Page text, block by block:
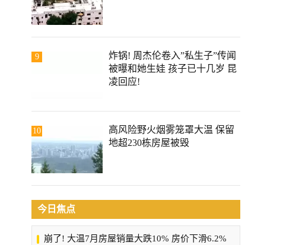
9
炸锅! 周杰伦卷入”私生子”传闻
被曝和她生娃 孩子已十几岁 昆
凌回应!
10
高风险野火烟雾笼罩大温 保留
地超230栋房屋被毁
今日焦点
崩了! 大温7月房屋销量大跌10% 房价下滑6.2%